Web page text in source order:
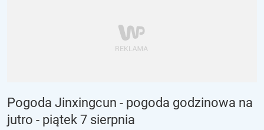
Pogoda Jinxingcun - pogoda godzinowa na
jutro - piątek 7 sierpnia